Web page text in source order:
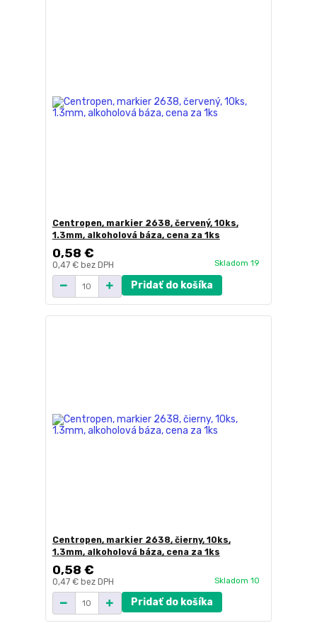
Centropen, markier 2638, červený, 10ks,
1.3mm, alkoholová báza, cena za 1ks
0,58 €
0,47 € bez DPH Skladom 19
Pridať do košíka
Centropen, markier 2638, čierny, 10ks,
1.3mm, alkoholová báza, cena za 1ks
0,58 €
0,47 € bez DPH Skladom 10
Pridať do košíka